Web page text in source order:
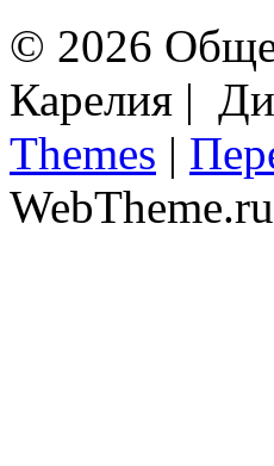
© 2026
Карелия |
Themes |
WebTheme.ru